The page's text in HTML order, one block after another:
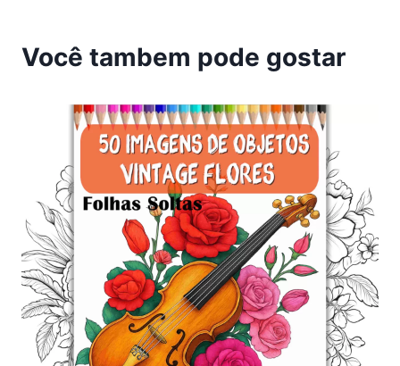
Você tambem pode gostar